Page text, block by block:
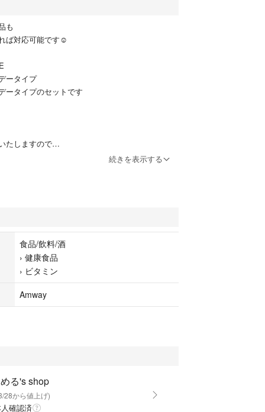
も
ば対応可能です☺︎
ータイプ
ータイプのセットです
たしますので
続きを表示する
食品/飲料/酒
› 健康食品
› ビタミン
Amway
る's shop
28から値上げ)
確認済